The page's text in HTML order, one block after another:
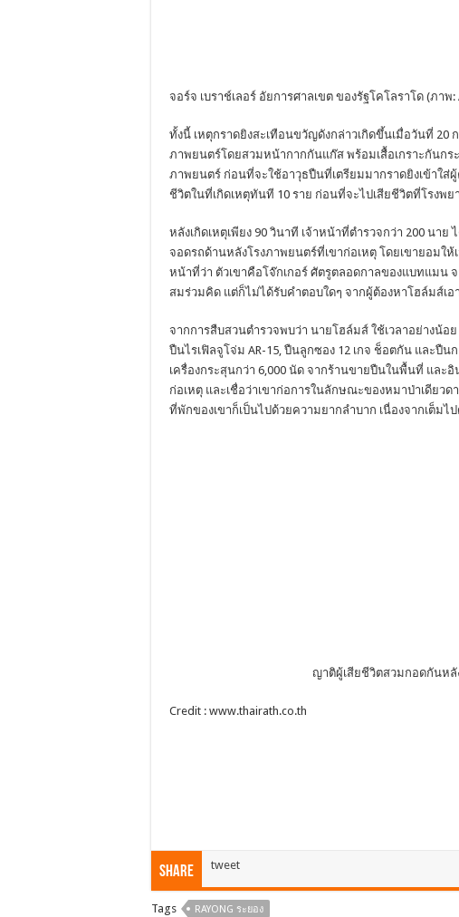
จอร์จ เบราช์เลอร์ อัยการศาลเขต ของรัฐโคโลราโด (ภาพ:
ทั้งนี้ เหตุกราดยิงสะเทือนขวัญดังกล่าวเกิดขึ้นเมื่อวันที่
ภาพยนตร์โดยสวมหน้ากากกันแก๊ส พร้อมเสื้อเกราะกันก
ภาพยนตร์ ก่อนที่จะใช้อาวุธปืนที่เตรียมมากราดยิงเข้าใส่
ชีวิตในที่เกิดเหตุทันที 10 ราย ก่อนที่จะไปเสียชีวิตที่โรงพ
หลังเกิดเหตุเพียง 90 วินาที เจ้าหน้าที่ตำรวจกว่า 200 นา
จอดรถด้านหลังโรงภาพยนตร์ที่เขาก่อเหตุ โดยเขายอม
หน้าที่ว่า ตัวเขาคือโจ๊กเกอร์ ศัตรูตลอดกาลของแบทแมน
สมร่วมคิด แต่ก็ไม่ได้รับคำตอบใดๆ จากผู้ต้องหาโฮล์มส์เอ
จากการสืบสวนตำรวจพบว่า นายโฮล์มส์ ใช้เวลาอย่างน้อ
ปืนไรเฟิลจูโจ่ม AR-15, ปืนลูกซอง 12 เกจ ช็อตกัน และปืน
เครื่องกระสุนกว่า 6,000 นัด จากร้านขายปืนในพื้นที่ และ
ก่อเหตุ และเชื่อว่าเขาก่อการในลักษณะของหมาป่าเดีย
ที่พักของเขาก็เป็นไปด้วยความยากลำบาก เนื่องจากเต็มไ
ญาติผู้เสียชีวิตสวมกอดกันห
Credit : www.thairath.co.th
Share tweet
Tags RAYONG ระยอง